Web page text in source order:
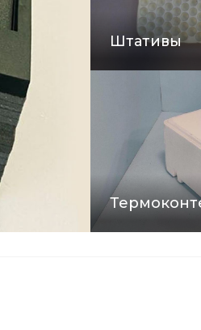
Штативы